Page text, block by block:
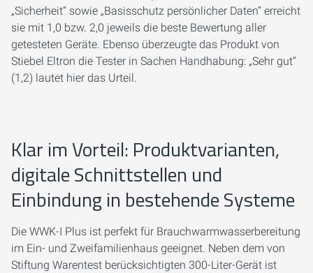
„Sicherheit“ sowie „Basisschutz persönlicher Daten“ erreicht
sie mit 1,0 bzw. 2,0 jeweils die beste Bewertung aller
getesteten Geräte. Ebenso überzeugte das Produkt von
Stiebel Eltron die Tester in Sachen Handhabung: „Sehr gut“
(1,2) lautet hier das Urteil.
Klar im Vorteil: Produktvarianten,
digitale Schnittstellen und
Einbindung in bestehende Systeme
Die WWK-I Plus ist perfekt für Brauchwarmwasserbereitung
im Ein- und Zweifamilienhaus geeignet. Neben dem von
Stiftung Warentest berücksichtigten 300-Liter-Gerät ist